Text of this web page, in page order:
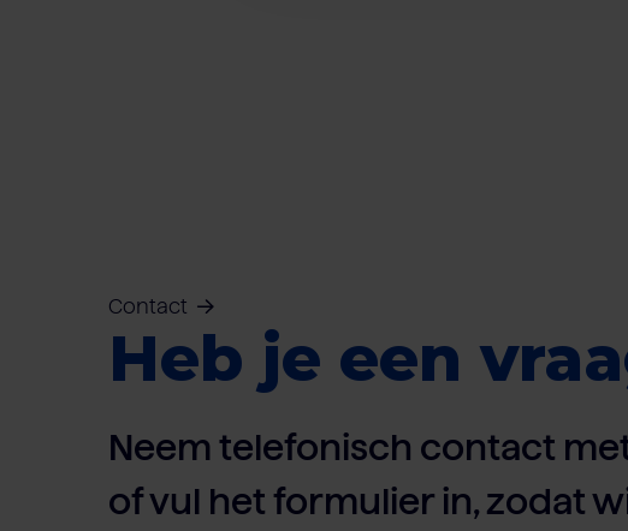
Contact
Heb je een
Neem telefonisch contact
of vul het formulier in, zodat